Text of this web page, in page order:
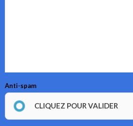
Anti-spam
CLIQUEZ POUR VALIDER